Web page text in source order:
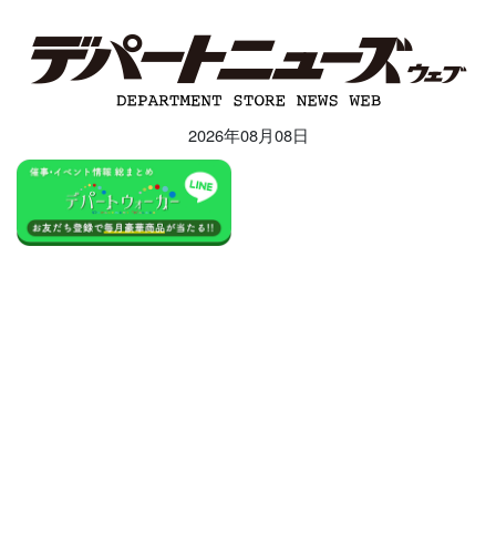
2026年08月08日